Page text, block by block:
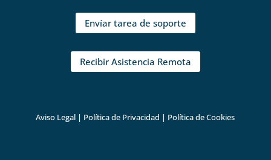
Envíar tarea de soporte
Recibir Asistencia Remota
Aviso Legal | Política de Privacidad | Política de Cookies